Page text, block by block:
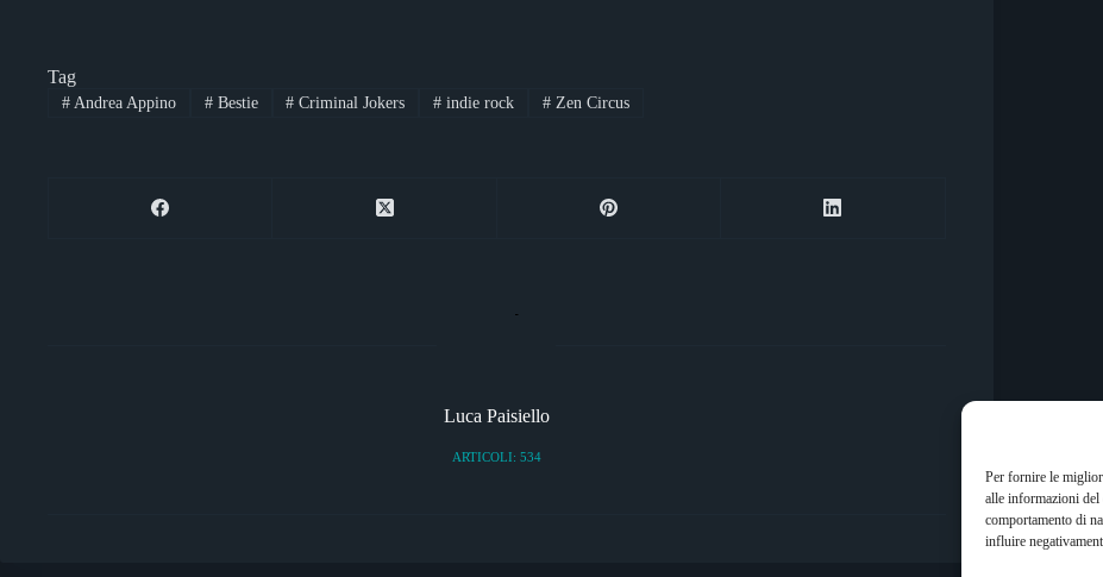
Per fornire le
alle informazioni del
comportamento di
influire
ok r
ng a
A
vi
Tag
#Andrea Appino #Bestie # Criminal Jokers # indie rock # Zen Circus
Luca Paisiello
ARTICOLI: 534